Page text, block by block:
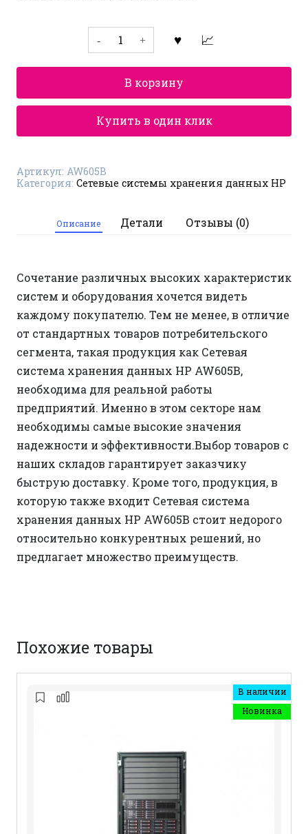
Количество
товара
Сетевая
система
хранения
данных
HP
AW605B
В корзину
Купить в один клик
Артикул: AW605B
Категория: Сетевые системы хранения данных HP
Описание Детали Отзывы (0)
Сочетание различных высоких характеристик
систем и оборудования хочется видеть
каждому покупателю. Тем не менее, в отличие
от стандартных товаров потребительского
сегмента, такая продукция как Сетевая
система хранения данных HP AW605B,
необходима для реальной работы
предприятий. Именно в этом секторе нам
необходимы самые высокие значения
надежности и эффективности.Выбор товаров с
наших складов гарантирует заказчику
быструю доставку. Кроме того, продукция, в
которую также входит Сетевая система
хранения данных HP AW605B стоит недорого
относительно конкурентных решений, но
предлагает множество преимуществ.
Похожие товары
В наличии
Новинка